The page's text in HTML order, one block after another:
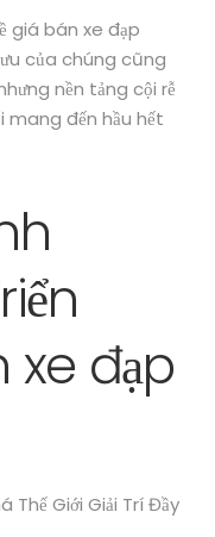
giá bán xe đạp
của chúng cũng
nền tảng cội rễ
mang đến hầu hết
đạp